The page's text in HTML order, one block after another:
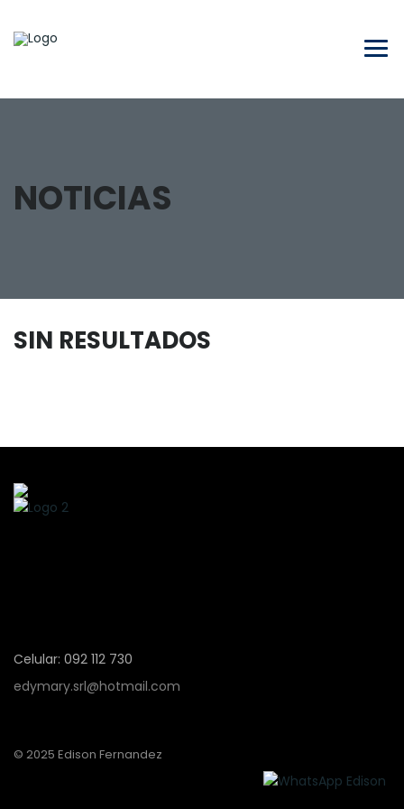
NOTICIAS
SIN RESULTADOS
Celular: 092 112 730
edymary.srl@hotmail.com
© 2025 Edison Fernandez